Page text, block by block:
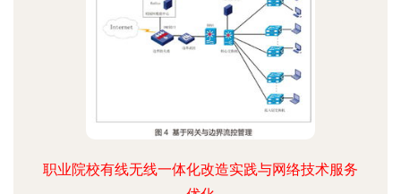
职业院校有线无线一体化改造实践与网络技术服务